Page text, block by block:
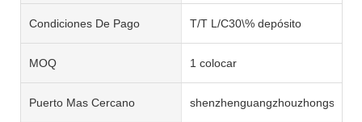
Condiciones De Pago T/T L/C30\% depósito
MOQ 1 colocar
Puerto Mas Cercano shenzhenguangzhouzhongshan